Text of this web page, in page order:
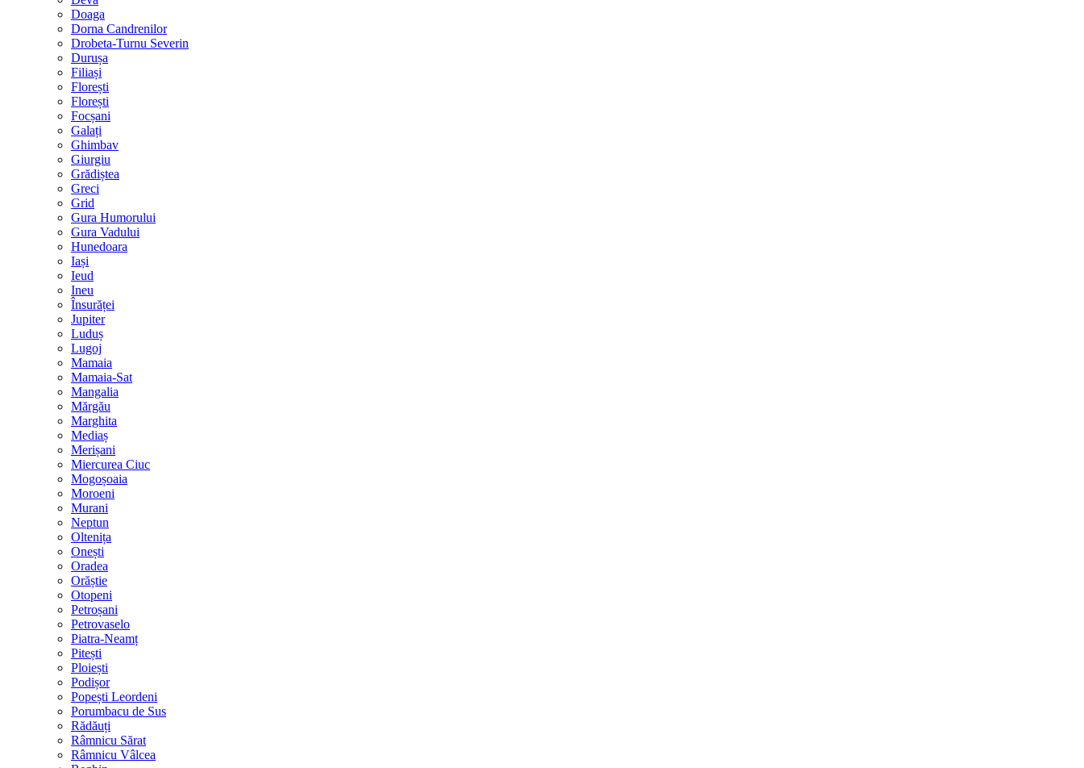
Doaga
Dorna Candrenilor
Drobeta-Turnu Severin
Durușa
Filiași
Florești
Florești
Focșani
Galați
Ghimbav
Giurgiu
Grădiștea
Greci
Grid
Gura Humorului
Gura Vadului
Hunedoara
Iași
Ieud
Ineu
Însurăței
Jupiter
Luduș
Lugoj
Mamaia
Mamaia-Sat
Mangalia
Mărgău
Marghita
Mediaș
Merișani
Miercurea Ciuc
Mogoșoaia
Moroeni
Murani
Neptun
Oltenița
Onești
Oradea
Orăștie
Otopeni
Petroșani
Petrovaselo
Piatra-Neamț
Pitești
Ploiești
Podișor
Popești Leordeni
Porumbacu de Sus
Rădăuți
Râmnicu Sărat
Râmnicu Vâlcea